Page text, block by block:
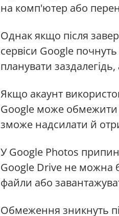
на комп'ютер або
Однак якщо після
сервіси Google
планувати
Якщо акаунт
Google може обмежити
зможе надсилати й
У Google Photos
Google Drive не можна
файли або
Обмеження зникнуть